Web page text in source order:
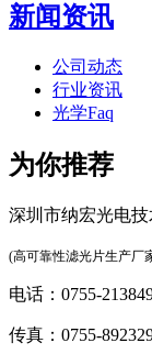
新闻资讯
公司动态
行业资讯
光学Faq
为你推荐
深圳市纳宏光电技
(高可靠性滤光片生产厂
电话：0755-
传真：0755-